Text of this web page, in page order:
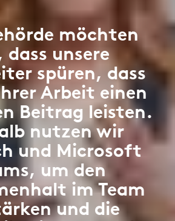
möchten
dass unsere
spüren, dass
Arbeit einen
Beitrag leisten.
nutzen wir
und Microsoft
um den
im Team
und die